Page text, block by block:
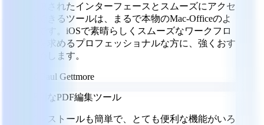
洗練されたインターフェースとスムーズにアクセ
スできるツールは、まるで本物のMac-Officeのよ
うです。iOSで素晴らしくスムーズなワークフロ
ーを求めるプロフェッショナルな方に、強くおす
すめします。
Paul Gettmore
便利なPDF編集ツール
インストールも簡単で、とても便利な機能がいろ